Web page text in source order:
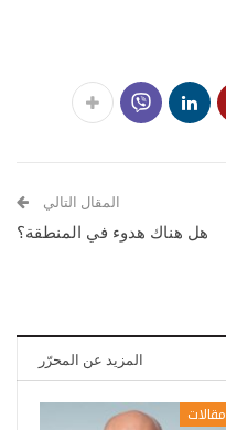
المقال التالي
هل هناك هدوء في المنطقة؟
المزيد عن المحرّر
مقالات